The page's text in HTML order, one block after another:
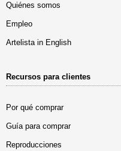
Quiénes somos
Empleo
Artelista in English
Recursos para clientes
Por qué comprar
Guía para comprar
Reproducciones